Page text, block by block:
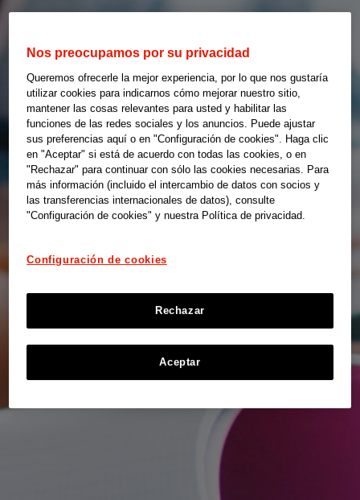
Nos preocupamos por su privacidad
Queremos ofrecerle la mejor experiencia, por lo que nos gustaría
utilizar cookies para indicarnos cómo mejorar nuestro sitio,
mantener las cosas relevantes para usted y habilitar las
funciones de las redes sociales y los anuncios. Puede ajustar
sus preferencias aquí o en "Configuración de cookies". Haga clic
en "Aceptar" si está de acuerdo con todas las cookies, o en
"Rechazar" para continuar con sólo las cookies necesarias. Para
más información (incluido el intercambio de datos con socios y
las transferencias internacionales de datos), consulte
"Configuración de cookies" y nuestra Política de privacidad.
Configuración de cookies
Rechazar
Aceptar